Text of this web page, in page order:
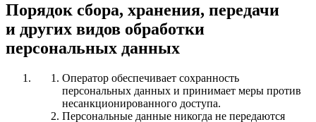
Порядок сбора, хранения, передачи
и других видов обработки
персональных данных
Оператор обеспечивает сохранность
персональных данных и принимает меры против
несанкционированного доступа.
Персональные данные никогда не передаются